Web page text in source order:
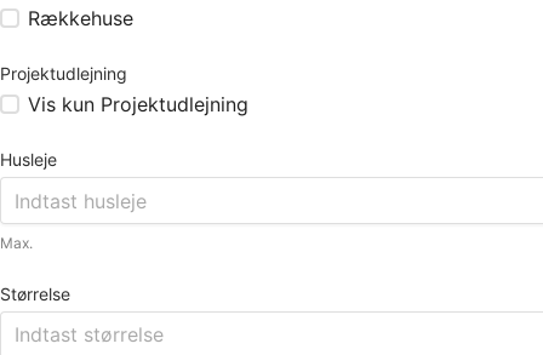
Rækkehuse
Projektudlejning
Vis kun Projektudlejning
Husleje
Max.
Størrelse